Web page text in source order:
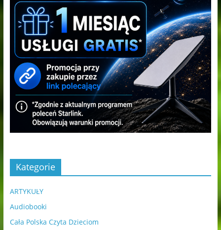
Kategorie
ARTYKUŁY
Audiobooki
Cała Polska Czyta Dzieciom